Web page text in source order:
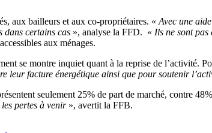
aux bailleurs et aux co-propriétaires. « Avec une
dans certains cas », analyse la FFD. « Ils ne sont
aux ménages.
se montre inquiet quant à la reprise de l’activité.
facture énergétique ainsi que pour soutenir
seulement 25% de part de marché, contre
pertes à venir», avertit la FFB.